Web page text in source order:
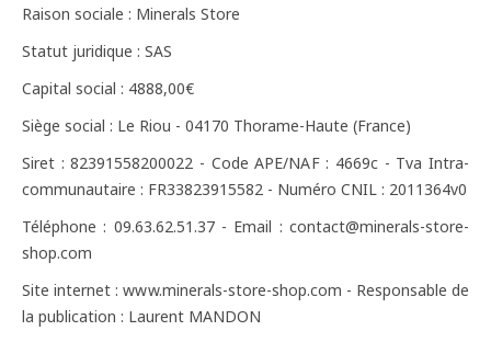
Raison sociale : Minerals Store
Statut juridique : SAS
Capital social : 4888,00€
Siège social : Le Riou - 04170 Thorame-Haute (France)
Siret : 82391558200022 - Code APE/NAF : 4669c - Tva Intra-
communautaire : FR33823915582 - Numéro CNIL : 2011364v0
Téléphone : 09.63.62.51.37 - Email : contact@minerals-store-
shop.com
Site internet : www.minerals-store-shop.com - Responsable de
la publication : Laurent MANDON